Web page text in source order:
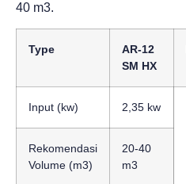
40 m3.
Type
AR-12
SM HX
Input (kw) 2,35 kw
Rekomendasi
Volume (m3)
20-40
m3